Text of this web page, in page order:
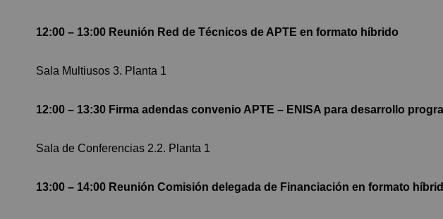
12:00 – 13:00 Reunión Red de Técnicos de APTE en formato híbrido
Sala Multiusos 3. Planta 1
12:00 – 13:30 Firma adendas convenio APTE – ENISA para desarrollo
Sala de Conferencias 2.2. Planta 1
13:00 – 14:00 Reunión Comisión delegada de Financiación en formato